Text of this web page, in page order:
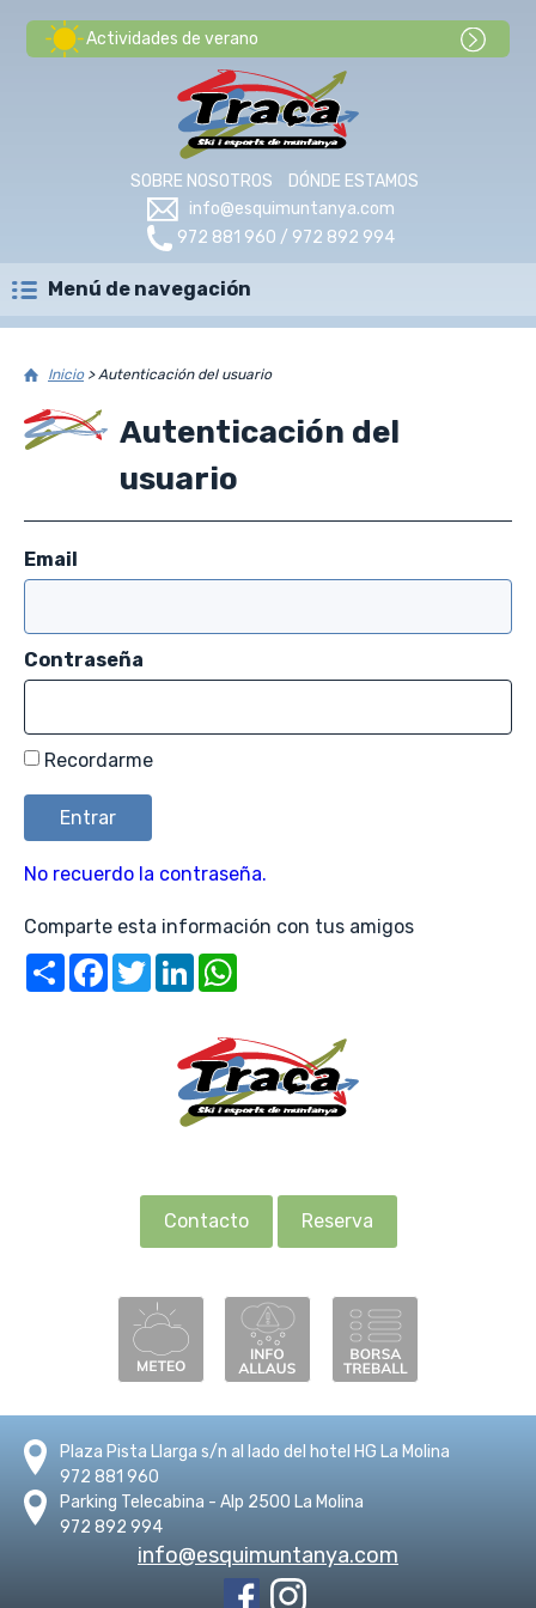
Actividades de verano
SOBRE NOSOTROS
DÓNDE ESTAMOS
info@esquimuntanya.com
972 881 960 / 972 892 994
Menú de navegación
Inicio>Autenticación del usuario
Autenticación del
usuario
Email
Contraseña
Recordarme
No recuerdo la contraseña.
Comparte esta información con tus amigos
ShareFacebook
TwitterLinkedIn
Contacto Reserva
Plaza Pista Llarga s/n al lado del hotel HG La Molina
972 881 960
Parking Telecabina - Alp 2500 La Molina
972 892 994
info@esquimuntanya.com